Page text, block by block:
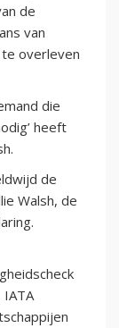
de
van
overleven
die
heeft
de
Walsh, de
IATA